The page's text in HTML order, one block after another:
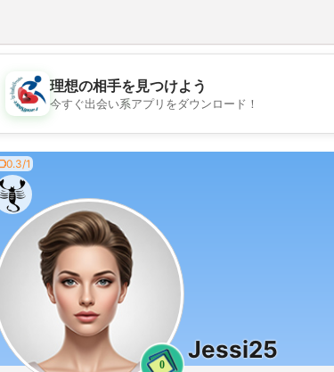
💖
理想の相手を見つけよう
今すぐ出会い系アプリをダウンロード！
0.3/1
0
Jessi25